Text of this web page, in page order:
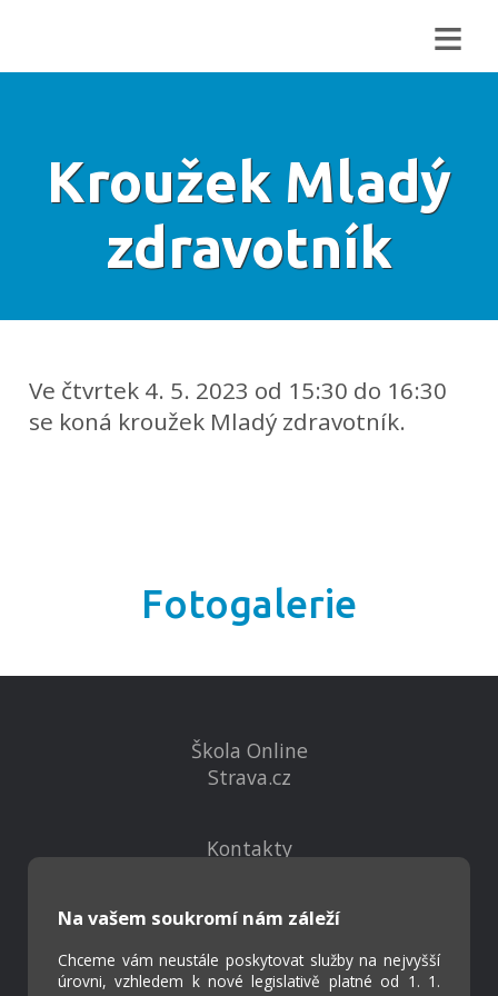
≡
Kroužek Mladý
zdravotník
Ve čtvrtek 4. 5. 2023 od 15:30 do 16:30
se koná kroužek Mladý zdravotník.
Fotogalerie
Na vašem soukromí nám záleží
Chceme vám neustále poskytovat služby na nejvyšší
úrovni, vzhledem k nové legislativě platné od 1. 1.
Škola Online
Strava.cz
Kontakty
Cookies